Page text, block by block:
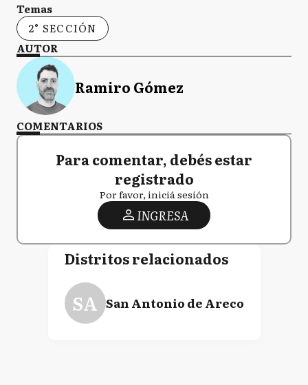
Temas
2° SECCIÓN
AUTOR
Ramiro Gómez
COMENTARIOS
Para comentar, debés estar
registrado
Por favor, iniciá sesión
INGRESA
Distritos relacionados
SA San Antonio de Areco